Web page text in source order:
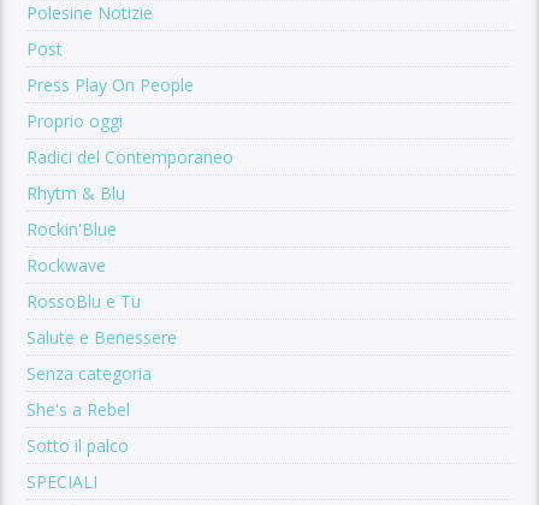
Polesine Notizie
Post
Press Play On People
Proprio oggi
Radici del Contemporaneo
Rhytm & Blu
Rockin'Blue
Rockwave
RossoBlu e Tu
Salute e Benessere
Senza categoria
She's a Rebel
Sotto il palco
SPECIALI